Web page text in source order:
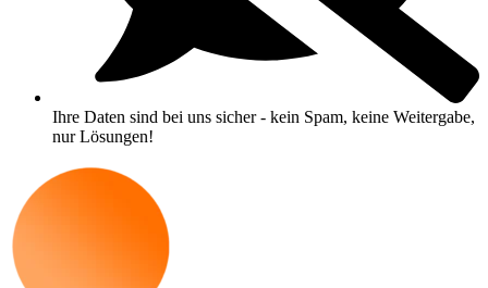
Ihre Daten sind bei uns sicher - kein Spam, keine Weitergabe,
nur Lösungen!